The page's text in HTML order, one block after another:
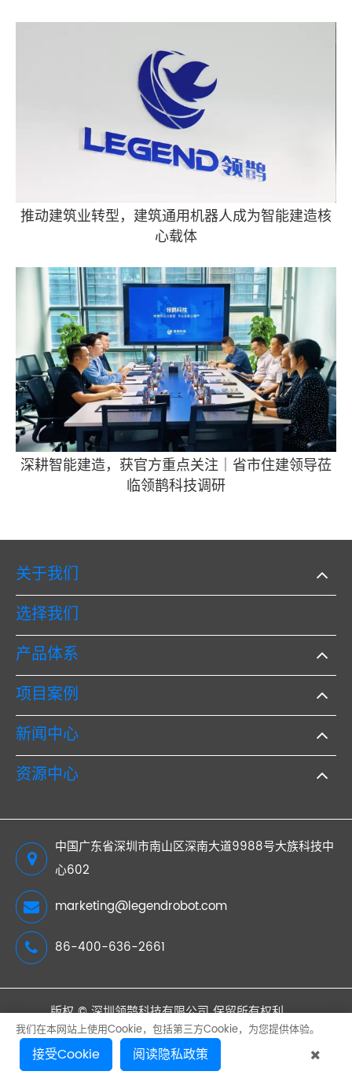
推动建筑业转型，建筑通用机器人成为智能建造核
心载体
深耕智能建造，获官方重点关注｜省市住建领导莅
临领鹊科技调研
关于我们
选择我们
产品体系
项目案例
新闻中心
资源中心
中国广东省深圳市南山区深南大道9988号大族科技中
心602
marketing@legendrobot.com
86-400-636-2661
版权 ©深圳领鹊科技有限公司保留所有权利。
网站地图 隐私政策
我们在本网站上使用Cookie，包括第三方Cookie，为您提供体验。
接受Cookie 阅读隐私政策